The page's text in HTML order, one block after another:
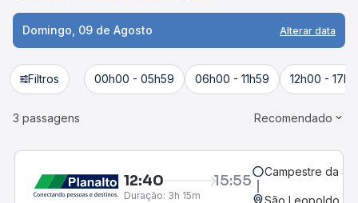
Domingo, 09 de Agosto Alterar data
Filtros 00h00 - 05h59 06h00 - 11h59 12h00 -
3 passagens Recomendado
12:40 15:55
Duração: 3h 15m
Campestre da
São Leopoldo,